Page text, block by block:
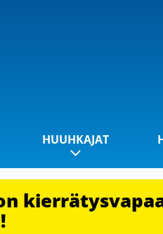
HUUHKAJAT